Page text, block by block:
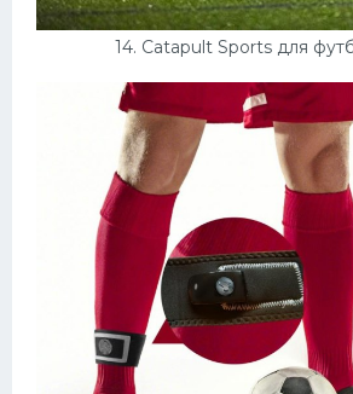
14. Catapult Sports для